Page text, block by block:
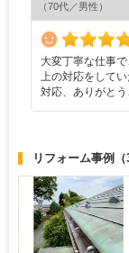
（70代／男性）
大変丁寧な仕事
上の対応をして
対応、ありがとう
リフォーム事例